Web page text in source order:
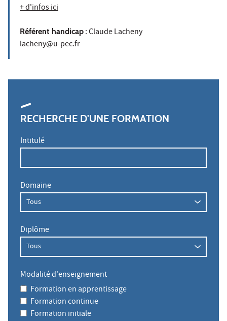
+ d'infos ici
Référent handicap : Claude Lacheny
lacheny@u-pec.fr
RECHERCHE D'UNE FORMATION
Intitulé
Domaine
Diplôme
Modalité d'enseignement
Formation en apprentissage
Formation continue
Formation initiale